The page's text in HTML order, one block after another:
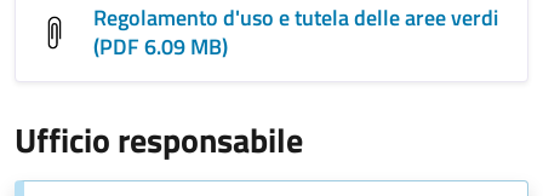
Regolamento d'uso e tutela delle aree verdi
(PDF 6.09 MB)
Ufficio responsabile